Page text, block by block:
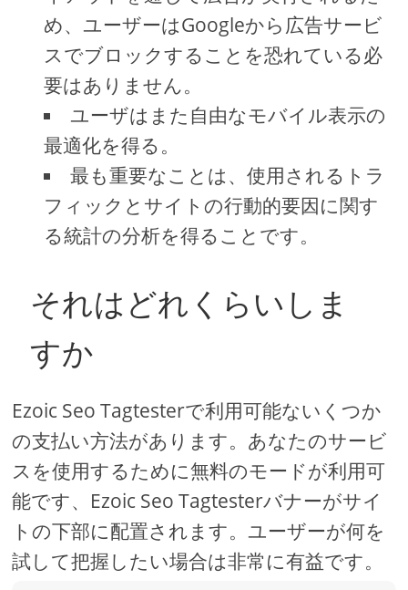
め、ユーザーはGoogleから広告サービ
スでブロックすることを恐れている必
要はありません。
ユーザはまた自由なモバイル表示の
最適化を得る。
最も重要なことは、使用されるトラ
フィックとサイトの行動的要因に関す
る統計の分析を得ることです。
それはどれくらいしま
すか
Ezoic Seo Tagtesterで利用可能ないくつか
の支払い方法があります。あなたのサービ
スを使用するために無料のモードが利用可
能です、Ezoic Seo Tagtesterバナーがサイ
トの下部に配置されます。ユーザーが何を
試して把握したい場合は非常に有益です。